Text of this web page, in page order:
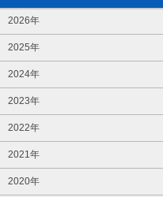
2026年
2025年
2024年
2023年
2022年
2021年
2020年